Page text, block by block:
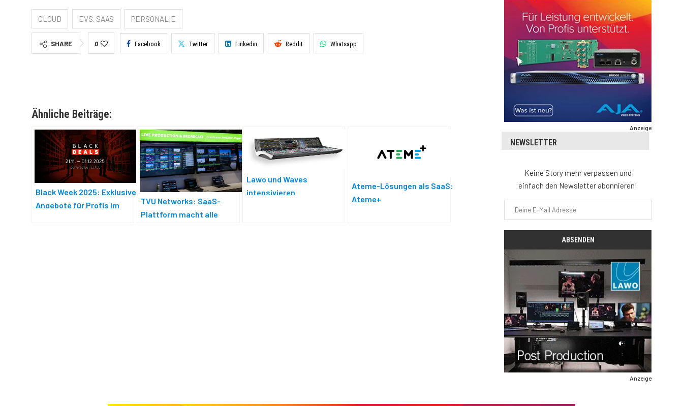
CLOUD EVS. SAAS PERSONALIE
SHARE 0 Facebook Twitter Linkedin Reddit Whatsapp
Ähnliche Beiträge:
Black Week 2025: Exklusive
Angebote für Profis im
TVU Networks: SaaS-
Plattform macht alle
Lawo und Waves
intensivieren
Ateme-Lösungen als SaaS:
Ateme+
Anzeige
NEWSLETTER
Keine Story mehr verpassen und
einfach den Newsletter abonnieren!
Anzeige